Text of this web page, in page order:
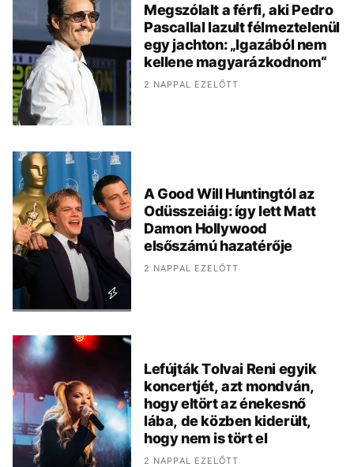
Megszólalt a férfi, aki Pedro
Pascallal lazult félmeztelenül
egy jachton: „Igazából nem
kellene magyarázkodnom“
2 NAPPAL EZELŐTT
A Good Will Huntingtól az
Odüsszeiáig: így lett Matt
Damon Hollywood
elsőszámú hazatérője
2 NAPPAL EZELŐTT
Lefújták Tolvai Reni egyik
koncertjét, azt mondván,
hogy eltört az énekesnő
lába, de közben kiderült,
hogy nem is tört el
2 NAPPAL EZELŐTT